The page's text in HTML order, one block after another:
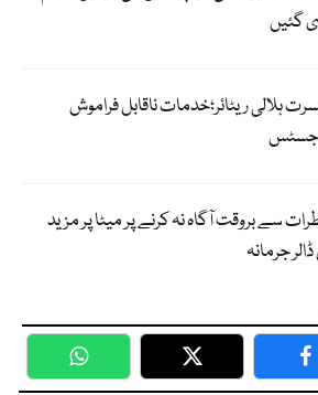
گئیں
ہلالی ریٹائر؛خدمات ناقابل فراموش
جسٹس
سے بروقت آگاہ نہ کرنے پر میٹا پر مزید
WhatsApp Twitter